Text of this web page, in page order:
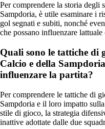
Per comprendere la storia degli
Sampdoria, è utile esaminare i
gol segnati e subiti, nonché
che possano influenzare
Quali sono le tattiche di
Calcio e della
influenzare la partita?
Per comprendere le tattiche di
Sampdoria e il loro impatto
stile di gioco, la strategia
inattive adottate dalle due